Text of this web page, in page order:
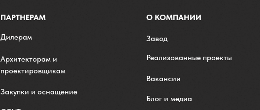
ПАРТНЕРАМ
Архитекторам и
проектировщикам
Дилерам
Закупки и оснащение
О КОМПАНИИ
Завод
Реализованные проекты
Вакансии
Блог и медиа